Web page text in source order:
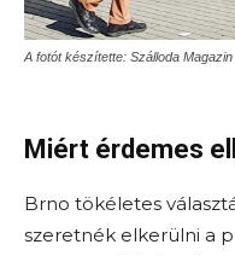
A fotót készítette: Szálloda Magazin
Miért érdemes
Brno tökéletes
szeretnék elkerülni a